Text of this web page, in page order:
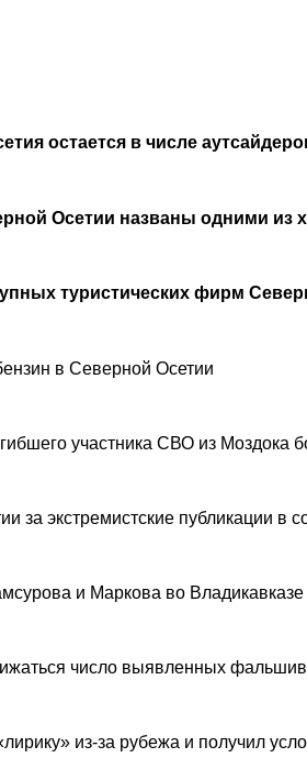
остается в числе
Осетии названы одними из
туристических фирм
в Северной Осетии
участника СВО из Моздока
экстремистские публикации в
и Маркова во Владикавказе
число выявленных
из-за рубежа и получил